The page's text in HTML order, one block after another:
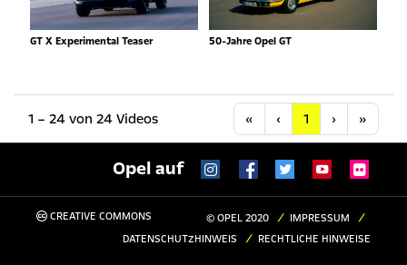
GT X Experimental Teaser 50-Jahre Opel GT
1 – 24 von 24 Videos « Anfang
‹ Vorherige
1 ›Nächste
»
Opel auf
CREATIVE COMMONS © OPEL 2020
IMPRESSUM
DATENSCHUTZHINWEIS
RECHTLICHE HINWEISE